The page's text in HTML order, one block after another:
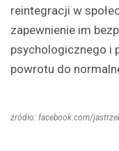
reintegracji w
zapewnienie im
psychologicznego i
powrotu do
źródło: facebook.com/